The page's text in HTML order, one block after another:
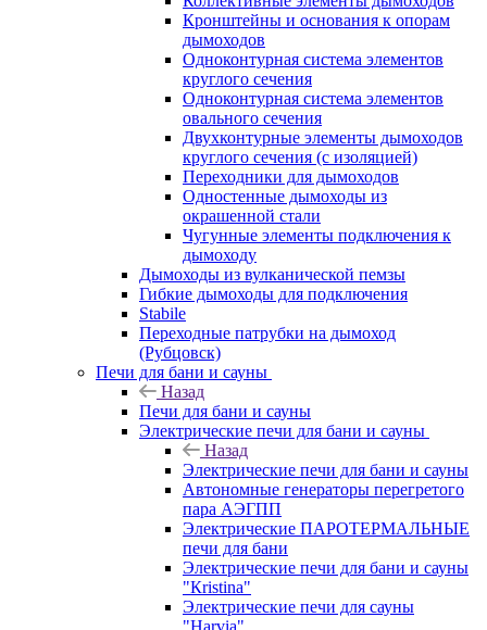
Кронштейны и основания к опорам
дымоходов
Одноконтурная система элементов
круглого сечения
Одноконтурная система элементов
овального сечения
Двухконтурные элементы дымоходов
круглого сечения (с изоляцией)
Переходники для дымоходов
Одностенные дымоходы из
окрашенной стали
Чугунные элементы подключения к
дымоходу
Дымоходы из вулканической пемзы
Гибкие дымоходы для подключения
Stabile
Переходные патрубки на дымоход
(Рубцовск)
Печи для бани и сауны
Назад
Печи для бани и сауны
Электрические печи для бани и сауны
Назад
Электрические печи для бани и сауны
Автономные генераторы перегретого
пара АЭГПП
Электрические ПАРОТЕРМАЛЬНЫЕ
печи для бани
Электрические печи для бани и сауны
"Кristina"
Электрические печи для сауны
"Harvia"